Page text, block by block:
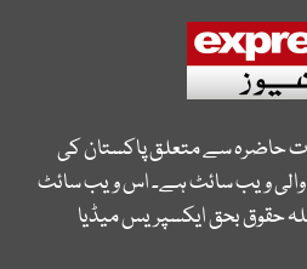
حاضرہ سے متعلق پاکستان کی
ویب سائٹ ہے۔ اس ویب سائٹ
حقوق بحق ایکسپریس میڈیا